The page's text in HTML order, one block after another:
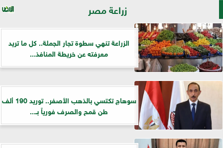
زراعة مصر
الزراعة تنهي سطوة تجار الجملة.. كل ما تريد
معرفته عن خريطة المنافذ...
سوهاج تكتسي بالذهب الأصفر.. توريد 190 ألف
طن قمح والصرف فورياً بـ...